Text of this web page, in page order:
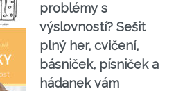
problémy s
výslovností? Sešit
plný her, cvičení,
básniček, písniček a
hádanek vám